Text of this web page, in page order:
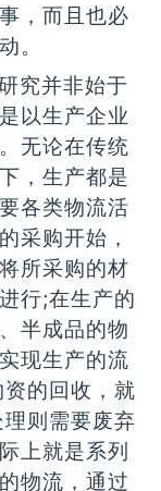
，而且也必
。
究并非始于
以生产企业
无论在传统
，生产都是
各类物流活
采购开始，
所采购的材
行;在生产的
半成品的物
现生产的流
的回收，就
则需要废弃
上就是系列
物流，通过